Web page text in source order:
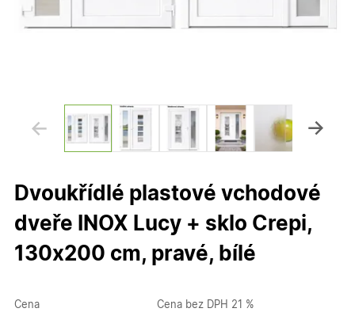
Dvoukřídlé plastové vchodové
dveře INOX Lucy + sklo Crepi,
130x200 cm, pravé, bílé
Cena Cena bez DPH 21 %